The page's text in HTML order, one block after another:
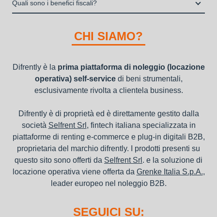
operativa di beni mobili strumentali (B2B), previa approvazione
della richiesta da parte della stessa.
Quali sono i benefici fiscali?
nel bilancio, poiché i canoni vengono considerati un servizio. I
canoni di noleggio sono deducibili ai fini IRES e IRAP
CHI SIAMO?
Difrently è la prima piattaforma di noleggio (locazione
operativa) self-servicedi beni strumentali,
esclusivamente rivolta a clientela business.
Difrently è di proprietà ed è direttamente gestito dalla
società Selfrent Srl , fintech italiana specializzata in
piattaforme di renting e-commerce e plug-in digitali B2B,
proprietaria del marchio difrently. I prodotti presenti su
questo sito sono offerti da Selfrent Srl . e la soluzione di
locazione operativa viene offerta da Grenke Italia S.p.A.,
leader europeo nel noleggio B2B.
SEGUICI SU: